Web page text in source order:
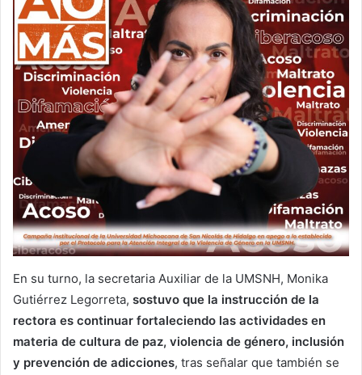
En su turno, la secretaria Auxiliar de la UMSNH, Monika
Gutiérrez Legorreta, sostuvo que la instrucción de la
rectora es continuar fortaleciendo las actividades en
materia de cultura de paz, violencia de género, inclusión
y prevención de adicciones, tras señalar que también se